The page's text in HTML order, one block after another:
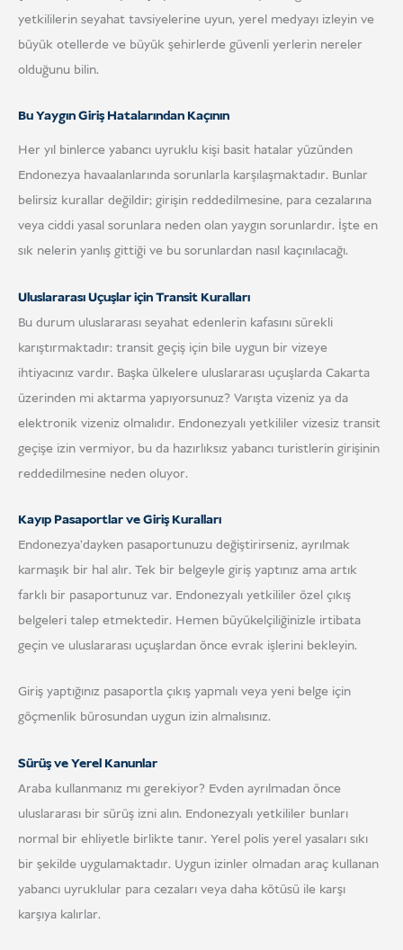
yetkililerin seyahat tavsiyelerine uyun, yerel medyayı izleyin ve
büyük otellerde ve büyük şehirlerde güvenli yerlerin nereler
olduğunu bilin.
Bu Yaygın Giriş Hatalarından Kaçının
Her yıl binlerce yabancı uyruklu kişi basit hatalar yüzünden
Endonezya havaalanlarında sorunlarla karşılaşmaktadır. Bunlar
belirsiz kurallar değildir; girişin reddedilmesine, para cezalarına
veya ciddi yasal sorunlara neden olan yaygın sorunlardır. İşte en
sık nelerin yanlış gittiği ve bu sorunlardan nasıl kaçınılacağı.
Uluslararası Uçuşlar için Transit Kuralları
Bu durum uluslararası seyahat edenlerin kafasını sürekli
karıştırmaktadır: transit geçiş için bile uygun bir vizeye
ihtiyacınız vardır. Başka ülkelere uluslararası uçuşlarda Cakarta
üzerinden mi aktarma yapıyorsunuz? Varışta vizeniz ya da
elektronik vizeniz olmalıdır. Endonezyalı yetkililer vizesiz transit
geçişe izin vermiyor, bu da hazırlıksız yabancı turistlerin girişinin
reddedilmesine neden oluyor.
Kayıp Pasaportlar ve Giriş Kuralları
Endonezya'dayken pasaportunuzu değiştirirseniz, ayrılmak
karmaşık bir hal alır. Tek bir belgeyle giriş yaptınız ama artık
farklı bir pasaportunuz var. Endonezyalı yetkililer özel çıkış
belgeleri talep etmektedir. Hemen büyükelçiliğinizle irtibata
geçin ve uluslararası uçuşlardan önce evrak işlerini bekleyin.
Giriş yaptığınız pasaportla çıkış yapmalı veya yeni belge için
göçmenlik bürosundan uygun izin almalısınız.
Sürüş ve Yerel Kanunlar
Araba kullanmanız mı gerekiyor? Evden ayrılmadan önce
uluslararası bir sürüş izni alın. Endonezyalı yetkililer bunları
normal bir ehliyetle birlikte tanır. Yerel polis yerel yasaları sıkı
bir şekilde uygulamaktadır. Uygun izinler olmadan araç kullanan
yabancı uyruklular para cezaları veya daha kötüsü ile karşı
karşıya kalırlar.